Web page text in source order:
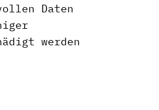
Daten
werden